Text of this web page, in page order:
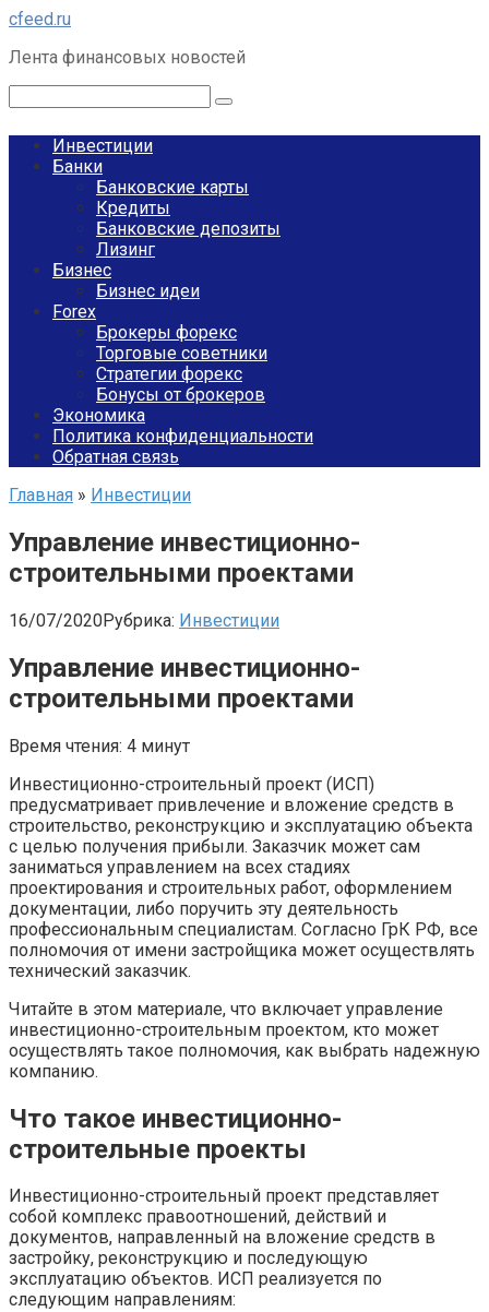
Перейти
контенту
cfeed.ru
Лента финансовых новостей
Инвестиции
Банки
Банковские карты
Кредиты
Банковские депозиты
Лизинг
Бизнес
Бизнес идеи
Forex
Брокеры форекс
Торговые советники
Стратегии форекс
Бонусы от брокеров
Экономика
Политика конфиденциальности
Обратная связь
Главная » Инвестиции
Управление инвестиционно-
строительными проектами
16/07/2020Рубрика: Инвестиции
Управление инвестиционно-
строительными проектами
Время чтения: 4 минут
Инвестиционно-строительный проект (ИСП)
предусматривает привлечение и вложение средств в
строительство, реконструкцию и эксплуатацию объекта
с целью получения прибыли. Заказчик может сам
заниматься управлением на всех стадиях
проектирования и строительных работ, оформлением
документации, либо поручить эту деятельность
профессиональным специалистам. Согласно ГрК РФ, все
полномочия от имени застройщика может осуществлять
технический заказчик.
Читайте в этом материале, что включает управление
инвестиционно-строительным проектом, кто может
осуществлять такое полномочия, как выбрать надежную
компанию.
Что такое инвестиционно-
строительные проекты
Инвестиционно-строительный проект представляет
собой комплекс правоотношений, действий и
документов, направленный на вложение средств в
застройку, реконструкцию и последующую
эксплуатацию объектов. ИСП реализуется по
следующим направлениям: